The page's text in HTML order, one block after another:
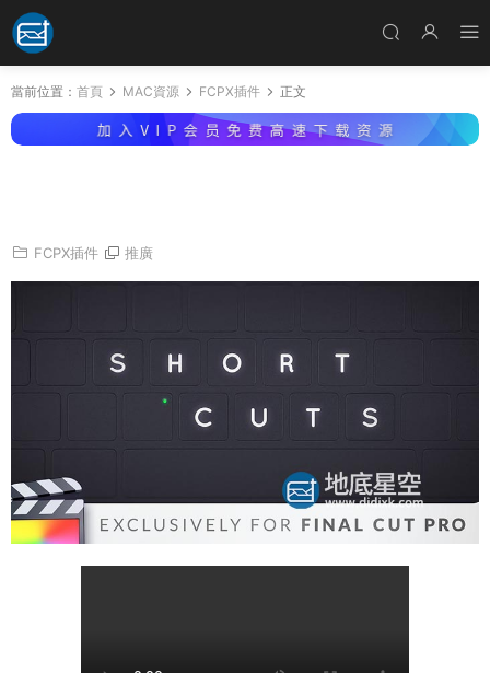
當前位置： 首頁 MAC資源 FCPX插件 正文
FCPX插件 推廣